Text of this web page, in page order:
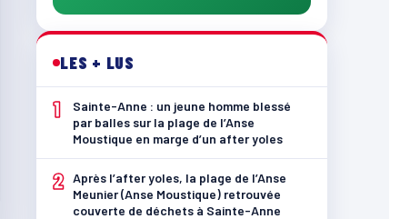
LES + LUS
1
Sainte-Anne : un jeune homme blessé
par balles sur la plage de l’Anse
Moustique en marge d’un after yoles
2 Après l’after yoles, la plage de l’Anse
Meunier (Anse Moustique) retrouvée
couverte de déchets à Sainte-Anne